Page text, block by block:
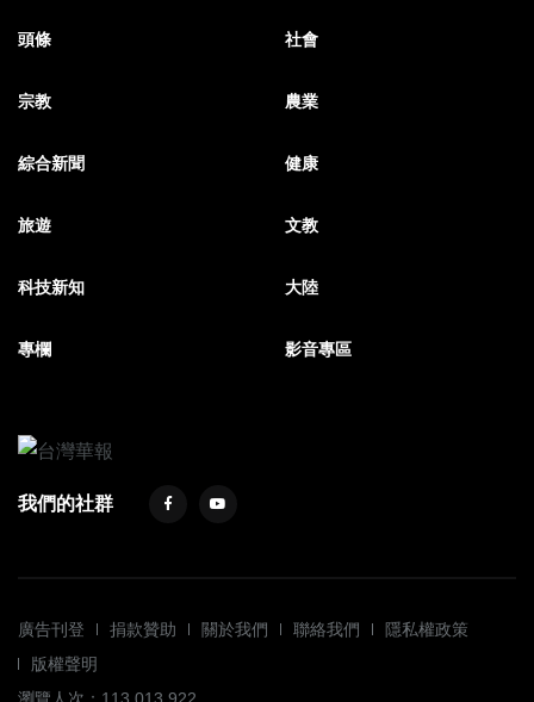
頭條 社會
宗教 農業
綜合新聞 健康
旅遊 文教
科技新知 大陸
專欄 影音專區
我們的社群
廣告刊登 捐款贊助 關於我們 聯絡我們
隱私權政策
版權聲明